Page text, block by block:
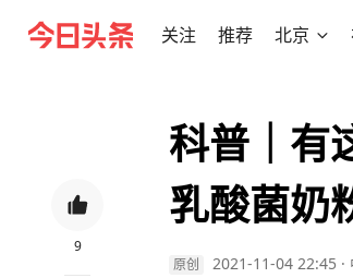
关注 推荐 北京
9
科普｜有
乳酸菌奶
原创 2021-11-04 22:45 ·